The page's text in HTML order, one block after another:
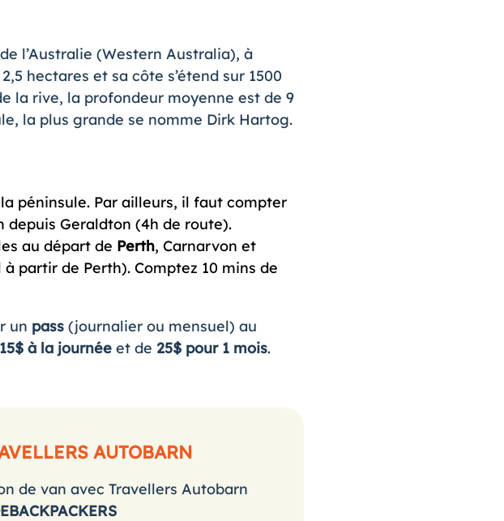
l’Australie (Western Australia), à
hectares et sa côte s’étend sur 1500
la rive, la profondeur moyenne est de 9
la plus grande se nomme Dirk Hartog.
péninsule. Par ailleurs, il faut compter
depuis Geraldton (4h de route).
au départ de Perth, Carnarvon et
partir de Perth). Comptez 10 mins de
un pass (journalier ou mensuel) au
15$ à la journée et de 25$ pour 1 mois.
AUTOBARN
de van avec Travellers Autobarn